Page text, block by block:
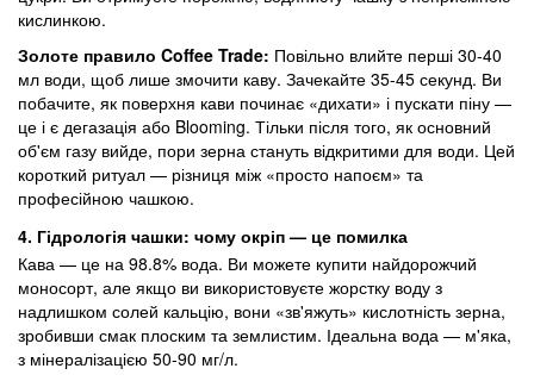
кислинкою.
Золоте правило Coffee Trade: Повільно влийте перші 30-40
мл води, щоб лише змочити каву. Зачекайте 35-45 секунд. Ви
побачите, як поверхня кави починає «дихати» і пускати піну —
це і є дегазація або Blooming. Тільки після того, як основний
об'єм газу вийде, пори зерна стануть відкритими для води. Цей
короткий ритуал — різниця між «просто напоєм» та
професійною чашкою.
4. Гідрологія чашки: чому окріп — це помилка
Кава — це на 98.8% вода. Ви можете купити найдорожчий
моносорт, але якщо ви використовуєте жорстку воду з
надлишком солей кальцію, вони «зв'яжуть» кислотність зерна,
зробивши смак плоским та землистим. Ідеальна вода — м'яка,
з мінералізацією 50-90 мг/л.